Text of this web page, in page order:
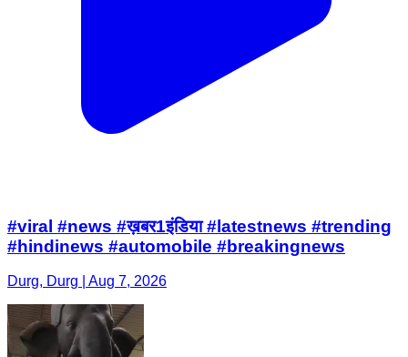
#viral #news #ख़बर1इंडिया #latestnews #trending
#hindinews #automobile #breakingnews
Durg, Durg | Aug 7, 2026